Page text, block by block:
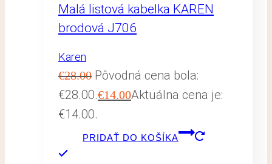
Malá listová kabelka KAREN
brodová J706
Karen
€28.00 Pôvodná cena bola:
€28.00.€14.00Aktuálna cena je:
€14.00.
PRIDAŤ DO KOŠÍKA